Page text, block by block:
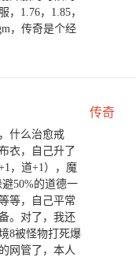
1.76，1.85，
，传奇是个经
传奇
什么治愈戒
衣，自己升了
，道+1），魔
50%的道德一
等，自己平常
。对了，我还
8被怪物打死爆
网管了，本人